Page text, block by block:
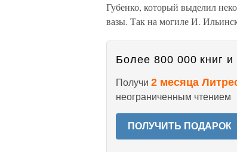
Губенко, который выделил
вазы. Так на могиле И.
Более 800 000 книг и
Получи 2 месяца
неограниченным чтением
ПОЛУЧИТЬ ПОДАРОК